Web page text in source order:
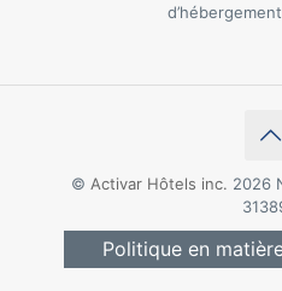
© Activar Hôtels inc. 2026
Politique en